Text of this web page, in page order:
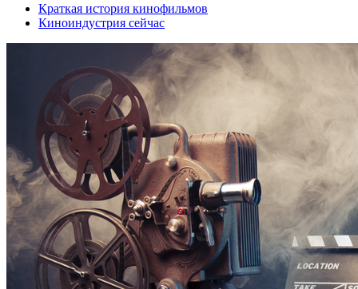
Краткая история кинофильмов
Киноиндустрия сейчас